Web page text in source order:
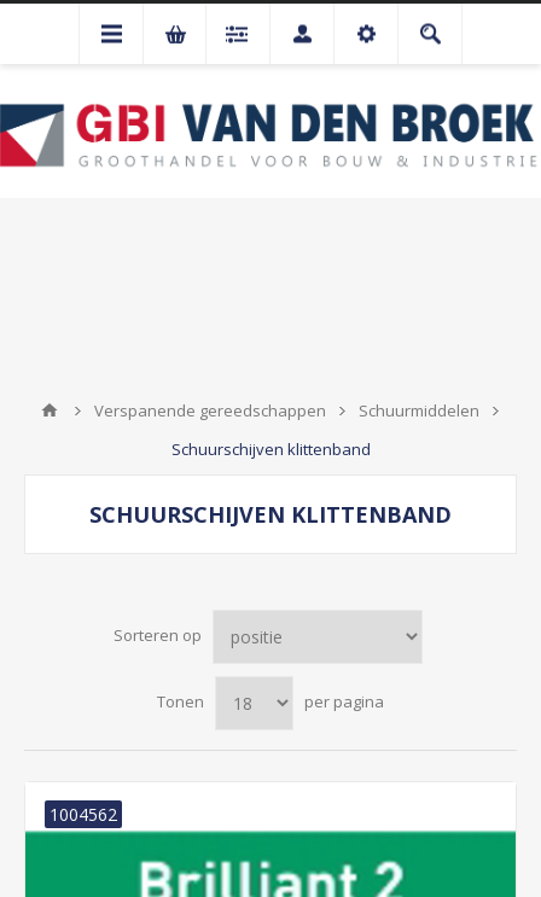
Verspanende gereedschappen
Schuurmiddelen
Schuurschijven klittenband
SCHUURSCHIJVEN KLITTENBAND
Sorteren op
Tonen per pagina
1004562